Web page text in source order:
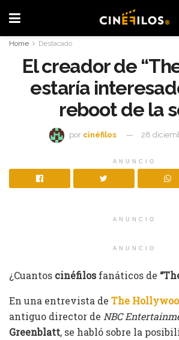
Home Destacado
El creador de
estaría
reboot de la
por cinéfilos 28
ANUNCIO
ANUNCIO
ANUNCIO
¿Cuantos cinéfilosfanáticos de
En una entrevista de The
antiguo director de NBC
Greenblatt, se habló sobre la